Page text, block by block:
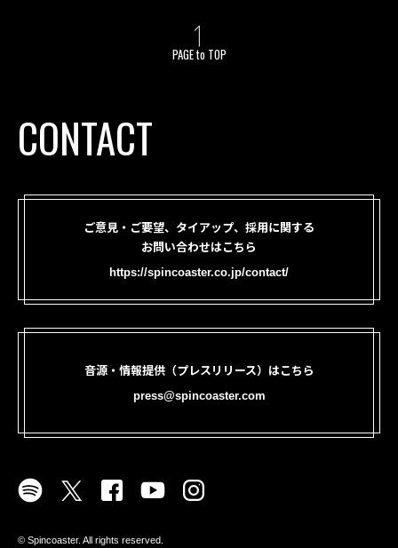
PAGE to TOP
CONTACT
ご意見・ご要望、タイアップ、採用に関する
お問い合わせはこちら
https://spincoaster.co.jp/contact/
音源・情報提供（プレスリリース）はこちら
press@spincoaster.com
©︎ Spincoaster. All rights reserved.